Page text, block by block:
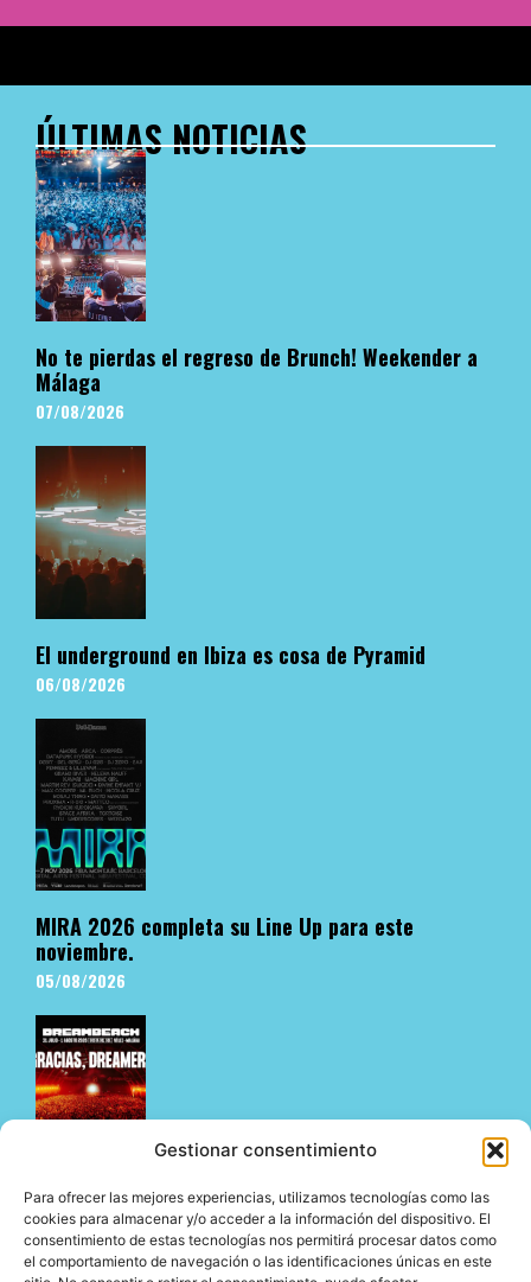
Gestionar consentimiento
Para ofrecer las mejores experiencias, utilizamos tecnologías como las
cookies para almacenar y/o acceder a la información del dispositivo. El
consentimiento de estas tecnologías nos permitirá procesar datos como
el comportamiento de navegación o las identificaciones únicas en este
ÚLTIMAS NOTICIAS
No te pierdas el regreso de Brunch! Weekender a
Málaga
07/08/2026
El underground en Ibiza es cosa de Pyramid
06/08/2026
MIRA 2026 completa su Line Up para este
noviembre.
05/08/2026
Dreambeach no defrauda en su estreno en Vélez-
Málaga y abre su nueva etapa en la Costa del Sol
05/08/2026